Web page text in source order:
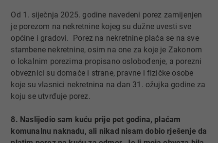
Od 1. siječnja 2025. godine navedeni porez zamijenjen
je porezom na nekretnine kojeg su dužne uvesti sve
općine i gradovi. Porez na nekretnine plaća se na sve
stambene nekretnine, osim na one za koje je Zakonom
o lokalnim porezima propisano oslobođenje, a porezni
obveznici su domaće i strane, pravne i fizičke osobe
koje su vlasnici nekretnina na dan 31. ožujka godine za
koju se utvrđuje porez.
8. Naslijedio sam kuću prije pet godina, plaćam
komunalnu naknadu, ali nikad nisam dobio rješenje da